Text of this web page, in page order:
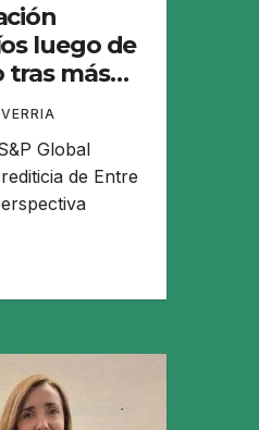
luego de
tras más
Global
de Entre